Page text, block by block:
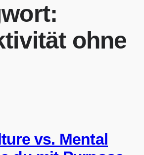
ohne
vs. Mental